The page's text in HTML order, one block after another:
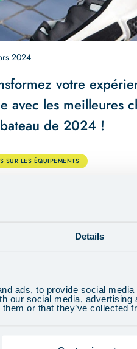
Details
ads, to provide social
our social media,
or that they’ve collected
2024
votre
avec les meilleures
de 2024 !
SUR LES ÉQUIPEMENTS